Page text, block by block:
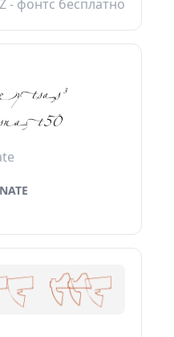
Z - фонтс бесплатно